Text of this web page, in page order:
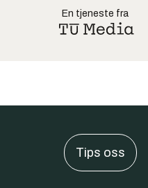
En tjeneste fra
Tips oss